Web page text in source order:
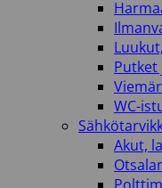
Putket
WC-
Akut,